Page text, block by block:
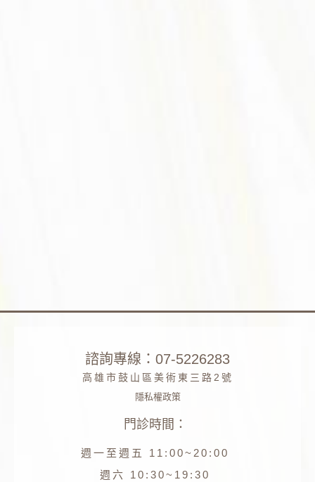
諮詢專線：07-5226283
高雄市鼓山區美術東三路2號
隱私權政策
門診時間：
週一至週五 11:00~20:00
週六 10:30~19:30